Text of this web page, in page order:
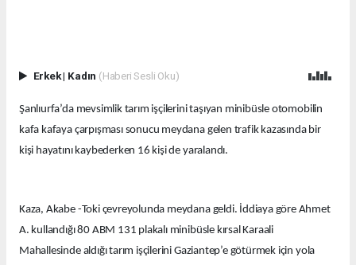
Erkek| Kadın (Haberi Sesli Oku)
Şanlıurfa’da mevsimlik tarım işçilerini taşıyan minibüsle otomobilin
kafa kafaya çarpışması sonucu meydana gelen trafik kazasında bir
kişi hayatını kaybederken 16 kişi de yaralandı.
Kaza, Akabe -Toki çevreyolunda meydana geldi. İddiaya göre Ahmet
A. kullandığı 80 ABM 131 plakalı minibüsle kırsal Karaali
Mahallesinde aldığı tarım işçilerini Gaziantep’e götürmek için yola